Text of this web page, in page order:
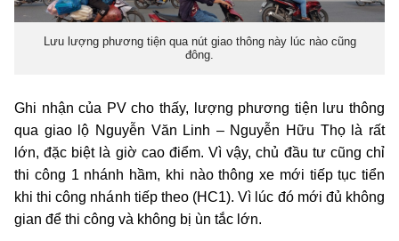
Lưu lượng phương tiện qua nút giao thông này lúc nào cũng
đông.
Ghi nhận của PV cho thấy, lượng phương tiện lưu thông
qua giao lộ Nguyễn Văn Linh – Nguyễn Hữu Thọ là rất
lớn, đặc biệt là giờ cao điểm. Vì vậy, chủ đầu tư cũng chỉ
thi công 1 nhánh hầm, khi nào thông xe mới tiếp tục tiển
khi thi công nhánh tiếp theo (HC1). Vì lúc đó mới đủ không
gian để thi công và không bị ùn tắc lớn.